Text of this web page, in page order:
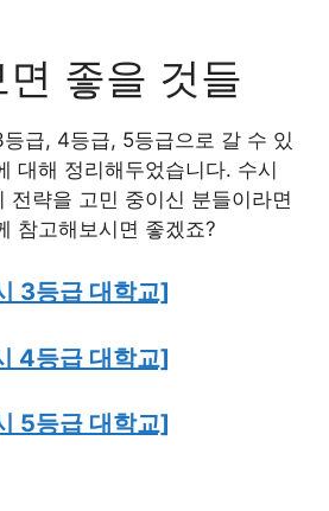
좋을 것들
급, 4등급, 5등급으로 갈 수 있
대해 정리해두었습니다. 수시
전략을 고민 중이신 분들이라면
참고해보시면 좋겠죠?
3등급 대학교]
4등급 대학교]
5등급 대학교]